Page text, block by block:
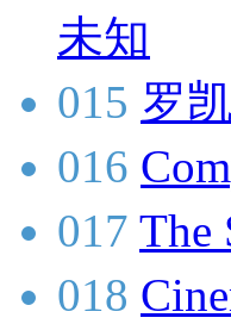
未知
015 罗
016
017 The
018